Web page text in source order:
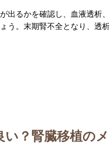
出るかを確認し、血液透析
う。末期腎不全となり、透
？腎臓移植の